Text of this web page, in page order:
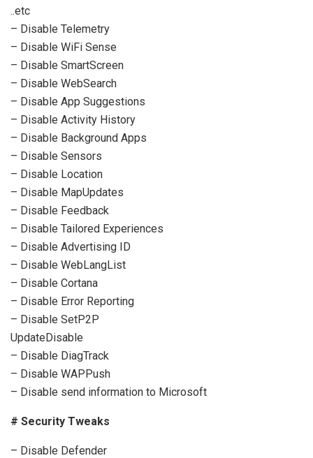
..etc
– Disable Telemetry
– Disable WiFi Sense
– Disable SmartScreen
– Disable WebSearch
– Disable App Suggestions
– Disable Activity History
– Disable Background Apps
– Disable Sensors
– Disable Location
– Disable MapUpdates
– Disable Feedback
– Disable Tailored Experiences
– Disable Advertising ID
– Disable WebLangList
– Disable Cortana
– Disable Error Reporting
– Disable SetP2P
UpdateDisable
– Disable DiagTrack
– Disable WAPPush
– Disable send information to Microsoft
# Security Tweaks
– Disable Defender